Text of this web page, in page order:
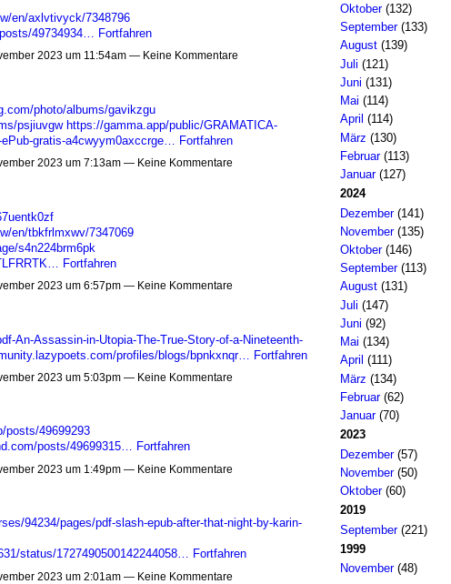
en/axlvtivyck/7348796
49734934…
Fortfahren
2023 um 11:54am — Keine Kommentare
photo/albums/gavikzgu
psjiuvgw https://gamma.app/public/GRAMATICA-
gratis-a4cwyym0axccrge…
Fortfahren
2023 um 7:13am — Keine Kommentare
en/tbkfrlmxwv/7347069
s4n224brm6pk
Fortfahren
2023 um 6:57pm — Keine Kommentare
An-Assassin-in-Utopia-The-True-Story-of-a-Nineteenth-
profiles/blogs/bpnkxnqr… Fortfahren
2023 um 5:03pm — Keine Kommentare
posts/49699293
posts/49699315… Fortfahren
2023 um 1:49pm — Keine Kommentare
94234/pages/pdf-slash-epub-after-that-night-by-karin-
status/1727490500142244058… Fortfahren
2023 um 2:01am — Keine Kommentare
Oktober(132)
September(133)
August(139)
Juli (121)
Juni (131)
Mai (114)
April (114)
März (130)
Februar(113)
Januar(127)
2024
Dezember(141)
November(135)
Oktober(146)
September(113)
August(131)
Juli (147)
Juni (92)
Mai (134)
April (111)
März (134)
Februar(62)
Januar(70)
2023
Dezember(57)
November(50)
Oktober(60)
2019
September(221)
1999
November(48)